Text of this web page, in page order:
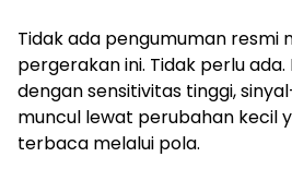
Tidak ada pengumuman resmi
pergerakan ini. Tidak perlu
dengan sensitivitas tinggi,
muncul lewat perubahan kecil
terbaca melalui pola.